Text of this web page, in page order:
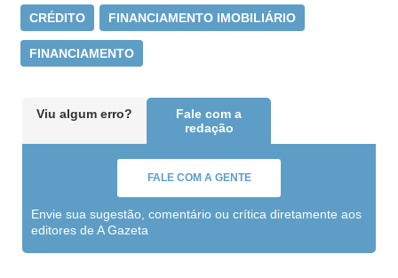
CRÉDITO FINANCIAMENTO IMOBILIÁRIO
FINANCIAMENTO
Viu algum erro?
Fale com a
redação
FALE COM A GENTE
Envie sua sugestão, comentário ou crítica diretamente aos
editores de A Gazeta